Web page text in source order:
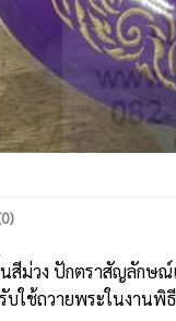
ม่วง ปักตราสัญลักษณ์
บใช้ถวายพระในงาน